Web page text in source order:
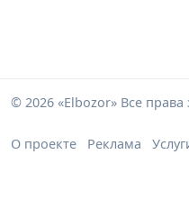
© 2026 «Elbozor» Все
О проекте Реклама